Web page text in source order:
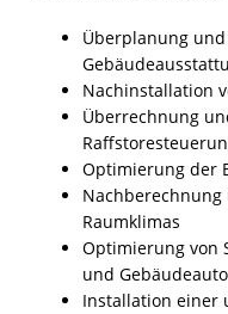
Überplanung
Nachinstallation
Überrechnung
Optimierung der
Nachberechnung
Raumklimas
Optimierung von
und
Installation einer